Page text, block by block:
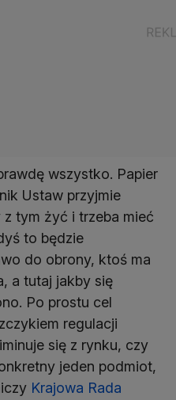
wszystko. Papier
Ustaw przyjmie
tym żyć i trzeba mieć
to będzie
do obrony, ktoś ma
a tutaj jakby się
Po prostu cel
regulacji
się z rynku, czy
jeden podmiot,
Krajowa Rada